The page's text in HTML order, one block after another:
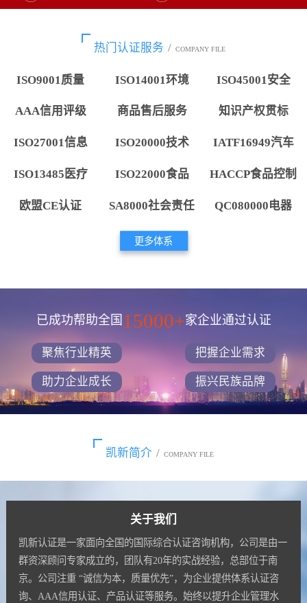
热门认证服务 / COMPANY FILE
ISO9001质量 ISO14001环境 ISO45001安全
AAA信用评级 商品售后服务 知识产权贯标
ISO27001信息 ISO20000技术 IATF16949汽车
ISO13485医疗 ISO22000食品 HACCP食品控制
欧盟CE认证 SA8000社会责任 QC080000电器
更多体系
已成功帮助全国 15000+家企业通过认证
聚焦行业精英 把握企业需求
助力企业成长 振兴民族品牌
凯新简介 / COMPANY FILE
关于我们
凯新认证是一家面向全国的国际综合认证咨询机构，公司是由一
群资深顾问专家成立的，团队有20年的实战经验，总部位于南
京。公司注重 “诚信为本，质量优先”，为企业提供体系认证咨
询、AAA信用认证、产品认证等服务。始终以提升企业管理水